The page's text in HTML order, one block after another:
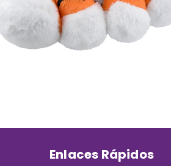
Enlaces Rápidos